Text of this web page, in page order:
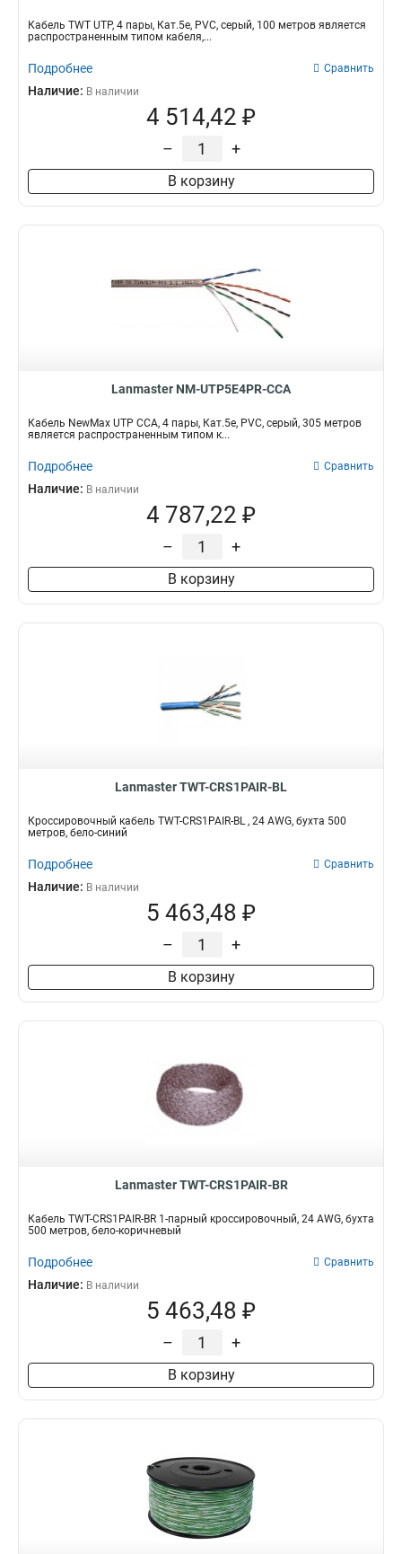
Кабель TWT UTP, 4 пары, Кат.5e, PVC, серый, 100 метров является
распространенным типом кабеля,...
Подробнее Сравнить
Наличие: В наличии
4 514,42 ₽
– +
В корзину
Lanmaster NM-UTP5E4PR-CCA
Кабель NewMax UTP CCA, 4 пары, Кат.5e, PVC, серый, 305 метров
является распространенным типом к...
Подробнее Сравнить
Наличие: В наличии
4 787,22 ₽
– +
В корзину
Lanmaster TWT-CRS1PAIR-BL
Кроссировочный кабель TWT-CRS1PAIR-BL , 24 AWG, бухта 500
метров, бело-синий
Подробнее Сравнить
Наличие: В наличии
5 463,48 ₽
– +
В корзину
Lanmaster TWT-CRS1PAIR-BR
Кабель TWT-CRS1PAIR-BR 1-парный кроссировочный, 24 AWG, бухта
500 метров, бело-коричневый
Подробнее Сравнить
Наличие: В наличии
5 463,48 ₽
– +
В корзину